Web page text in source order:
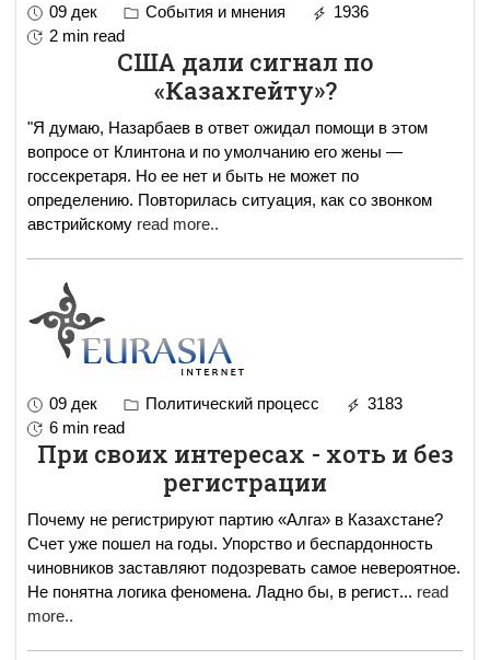
09 дек События и мнения
1936
2 min read
США дали сигнал по
«Казахгейту»?
"Я думаю, Назарбаев в ответ ожидал помощи в этом
вопросе от Клинтона и по умолчанию его жены —
госсекретаря. Но ее нет и быть не может по
определению. Повторилась ситуация, как со звонком
австрийскому read more..
09 дек Политический процесс
3183
6 min read
При своих интересах - хоть и без
регистрации
Почему не регистрируют партию «Алга» в Казахстане?
Счет уже пошел на годы. Упорство и беспардонность
чиновников заставляют подозревать самое невероятное.
Не понятна логика феномена. Ладно бы, в регист... read
more..